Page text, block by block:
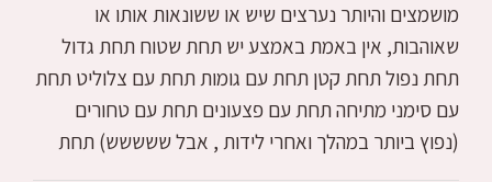
מושמצים והיותר נערצים שיש או ששונאות אותו או
שאוהבות, אין באמת באמצע יש תחת שטוח תחת גדול
תחת נפול תחת קטן תחת עם גומות תחת עם צלוליט תחת
עם סימני מתיחה תחת עם פצעונים תחת עם טחורים
(נפוץ ביותר במהלך ואחרי לידות , אבל ששששש) תחת